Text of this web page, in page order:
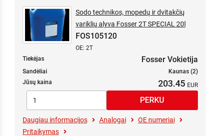
Sodo technikos, mopedų ir dvitakčių
variklių alyva Fosser 2T SPECIAL 20l
FOS105120
OE: 2T
Tiekėjas
Fosser Vokietija
Sandėliai
Kaunas (2)
Jūsų kaina
203.45
Daugiau informacijos Analogai
OE numeriai
Pritaikymas